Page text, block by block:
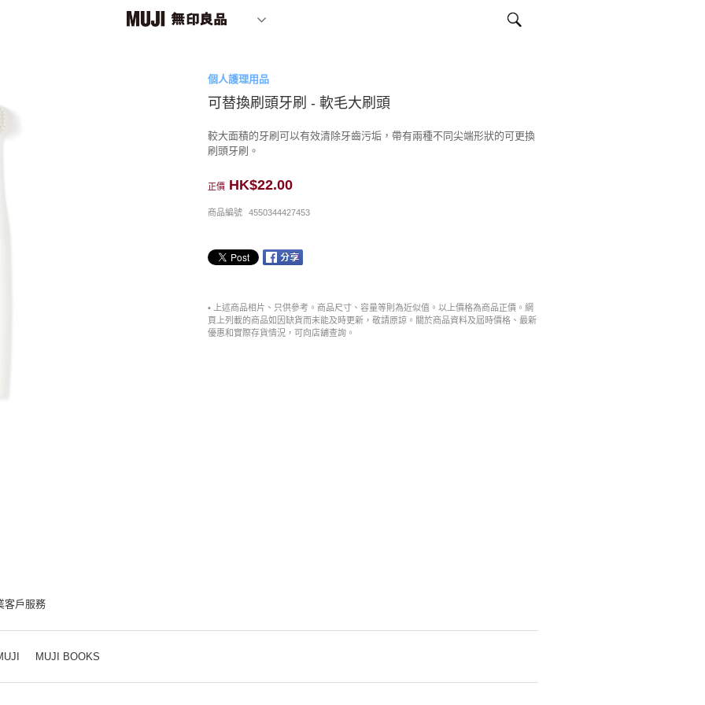
個人護理用品
可替換刷頭牙刷 - 軟毛大刷頭
較大面積的牙刷可以有效清除牙齒污垢，帶有兩種不同尖端形狀的可更換
刷頭牙刷。
正價 HK$22.00
商品編號 4550344427453
• 上述商品相片、只供參考。商品尺寸、容量等則為近似值。以上價格為商品正價。網
頁上列載的商品如因缺貨而未能及時更新，敬請原諒。關於商品資料及屆時價格、最新
優惠和實際存貨情況，可向店舖查詢。
客戶服務
MUJI BOOKS